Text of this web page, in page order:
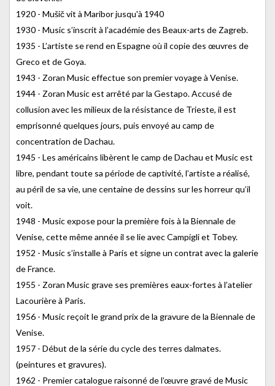
1920 - Mušič vit à Maribor jusqu'à 1940
1930 - Music s’inscrit à l’académie des Beaux-arts de Zagreb.
1935 - L’artiste se rend en Espagne où il copie des œuvres de
Greco et de Goya.
1943 - Zoran Music effectue son premier voyage à Venise.
1944 - Zoran Music est arrêté par la Gestapo. Accusé de
collusion avec les milieux de la résistance de Trieste, il est
emprisonné quelques jours, puis envoyé au camp de
concentration de Dachau.
1945 - Les américains libèrent le camp de Dachau et Music est
libre, pendant toute sa période de captivité, l’artiste a réalisé,
au péril de sa vie, une centaine de dessins sur les horreur qu’il
voit.
1948 - Music expose pour la première fois à la Biennale de
Venise, cette même année il se lie avec Campigli et Tobey.
1952 - Music s’installe à Paris et signe un contrat avec la galerie
de France.
1955 - Zoran Music grave ses premières eaux-fortes à l’atelier
Lacourière à Paris.
1956 - Music reçoit le grand prix de la gravure de la Biennale de
Venise.
1957 - Début de la série du cycle des terres dalmates.
(peintures et gravures).
1962 - Premier catalogue raisonné de l’œuvre gravé de Music